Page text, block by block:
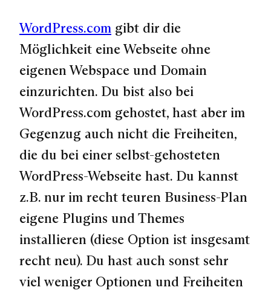
WordPress.com gibt dir die
Möglichkeit eine Webseite ohne
eigenen Webspace und Domain
einzurichten. Du bist also bei
WordPress.com gehostet, hast aber im
Gegenzug auch nicht die Freiheiten,
die du bei einer selbst-gehosteten
WordPress-Webseite hast. Du kannst
z.B. nur im recht teuren Business-Plan
eigene Plugins und Themes
installieren (diese Option ist insgesamt
recht neu). Du hast auch sonst sehr
viel weniger Optionen und Freiheiten